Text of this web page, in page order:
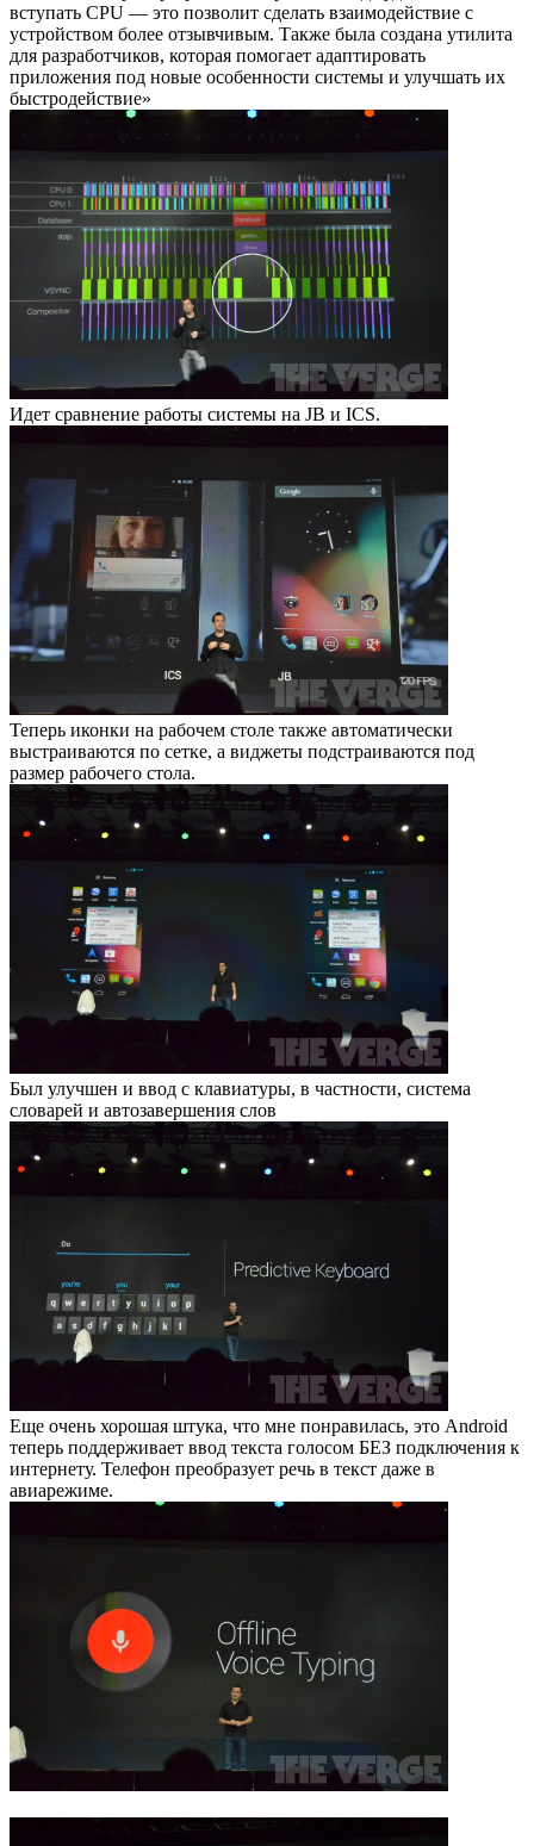
вступать CPU — это позволит сделать взаимодействие с
устройством более отзывчивым. Также была создана утилита
для разработчиков, которая помогает адаптировать
приложения под новые особенности системы и улучшать их
быстродействие»
Идет сравнение работы системы на JB и ICS.
Теперь иконки на рабочем столе также автоматически
выстраиваются по сетке, а виджеты подстраиваются под
размер рабочего стола.
Был улучшен и ввод с клавиатуры, в частности, система
словарей и автозавершения слов
Еще очень хорошая штука, что мне понравилась, это Android
теперь поддерживает ввод текста голосом БЕЗ подключения к
интернету. Телефон преобразует речь в текст даже в
авиарежиме.